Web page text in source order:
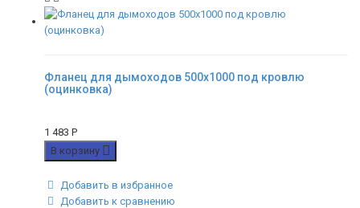
Фланец для дымоходов 500х1000 под кровлю
(оцинковка)
1 483 Р
В корзину
Добавить в избранное
Добавить к сравнению